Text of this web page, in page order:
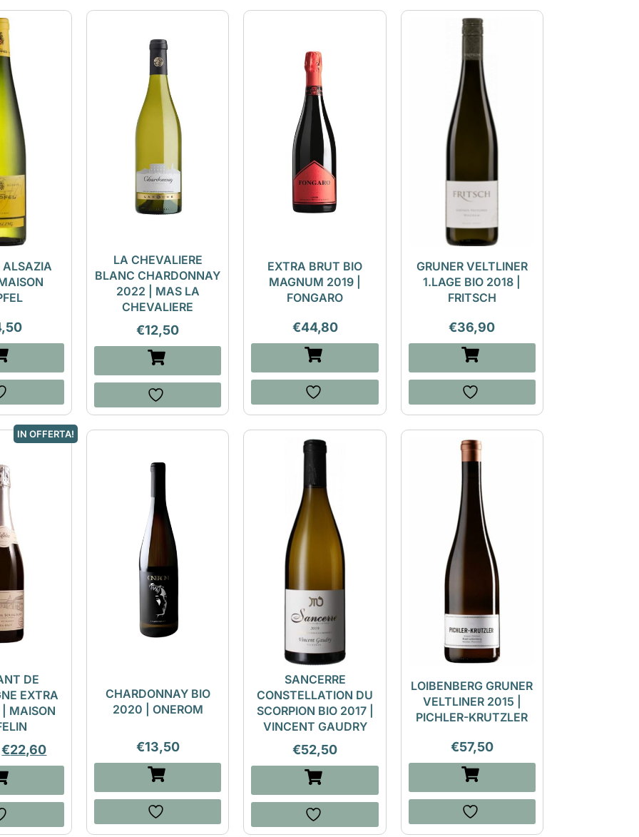
ALSAZIA
LA CHEVALIERE
BLANC CHARDONNAY
2022 | MAS LA
CHEVALIERE
€12,50
EXTRA BRUT BIO
MAGNUM 2019 |
FONGARO
€44,80
GRUNER VELTLINER
1.LAGE BIO 2018 |
FRITSCH
€36,90
IN OFFERTA!
DE
EXTRA
| MAISON
€22,60
CHARDONNAY BIO
2020 | ONEROM
€13,50
SANCERRE
CONSTELLATION DU
SCORPION BIO 2017 |
VINCENT GAUDRY
€52,50
LOIBENBERG GRUNER
VELTLINER 2015 |
PICHLER-KRUTZLER
€57,50